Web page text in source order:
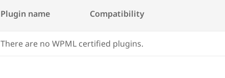
Plugin name Compatibility
There are no WPML certified plugins.